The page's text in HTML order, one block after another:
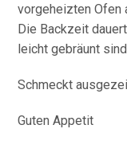
vorgeheizten Ofen
Die Backzeit
leicht gebräunt
Schmeckt
Guten Appetit